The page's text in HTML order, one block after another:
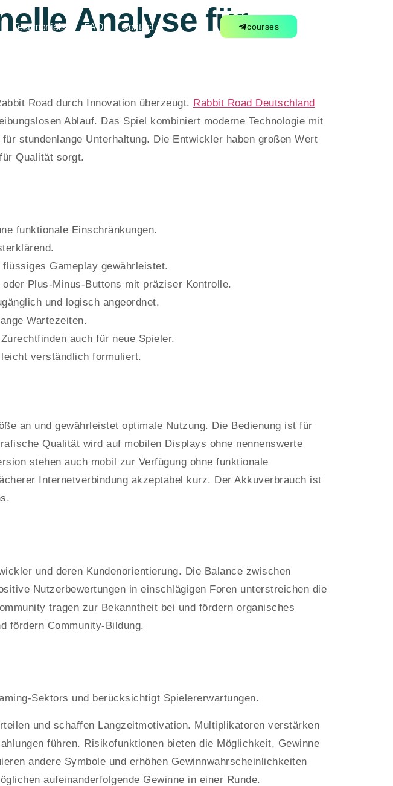
Testimonials FAQ Contact courses
Analyse für
Road durch Innovation überzeugt. Rabbit Road Deutschland
Ablauf. Das Spiel kombiniert moderne Technologie mit
stundenlange Unterhaltung. Die Entwickler haben großen Wert
Qualität sorgt.
funktionale Einschränkungen.
Gameplay gewährleistet.
Plus-Minus-Buttons mit präziser Kontrolle.
und logisch angeordnet.
Wartezeiten.
auch für neue Spieler.
verständlich formuliert.
an und gewährleistet optimale Nutzung. Die Bedienung ist für
Qualität wird auf mobilen Displays ohne nennenswerte
stehen auch mobil zur Verfügung ohne funktionale
Internetverbindung akzeptabel kurz. Der Akkuverbrauch ist
und deren Kundenorientierung. Die Balance zwischen
Nutzerbewertungen in einschlägigen Foren unterstreichen die
tragen zur Bekanntheit bei und fördern organisches
fördern Community-Bildung.
Sektors und berücksichtigt Spielererwartungen.
und schaffen Langzeitmotivation. Multiplikatoren verstärken
führen. Risikofunktionen bieten die Möglichkeit, Gewinne
andere Symbole und erhöhen Gewinnwahrscheinlichkeiten
aufeinanderfolgende Gewinne in einer Runde.